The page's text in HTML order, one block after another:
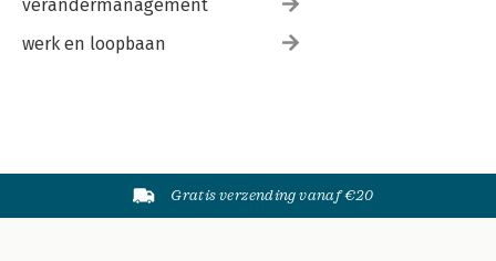
verandermanagement
werk en loopbaan
Gratis verzending vanaf €20